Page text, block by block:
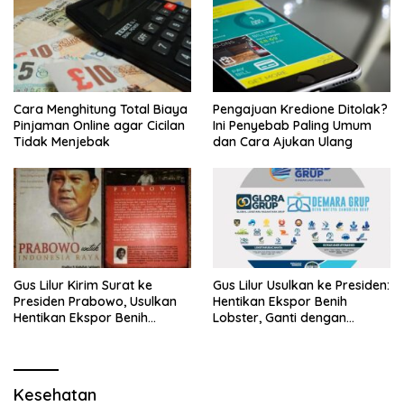
Cara Menghitung Total Biaya
Pinjaman Online agar Cicilan
Tidak Menjebak
Pengajuan Kredione Ditolak?
Ini Penyebab Paling Umum
dan Cara Ajukan Ulang
Gus Lilur Kirim Surat ke
Presiden Prabowo, Usulkan
Hentikan Ekspor Benih
Gus Lilur Usulkan ke Presiden:
Hentikan Ekspor Benih
Lobster, Ganti dengan
Kesehatan